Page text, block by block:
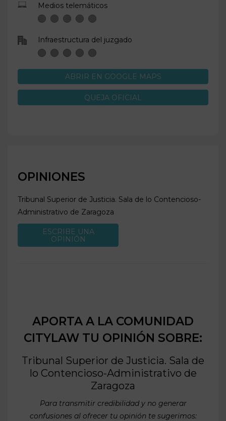
Medios telemáticos
Infraestructura del juzgado
ABRIR EN GOOGLE MAPS
QUEJA OFICIAL
OPINIONES
Tribunal Superior de Justicia. Sala de lo Contencioso-
Administrativo de Zaragoza
ESCRIBE UNA
OPINIÓN
APORTA A LA COMUNIDAD
CITYLAW TU OPINIÓN SOBRE:
Tribunal Superior de Justicia. Sala de
lo Contencioso-Administrativo de
Zaragoza
Para transmitir credibilidad y no generar
confusiones al ofrecer tu opinión te sugerimos: